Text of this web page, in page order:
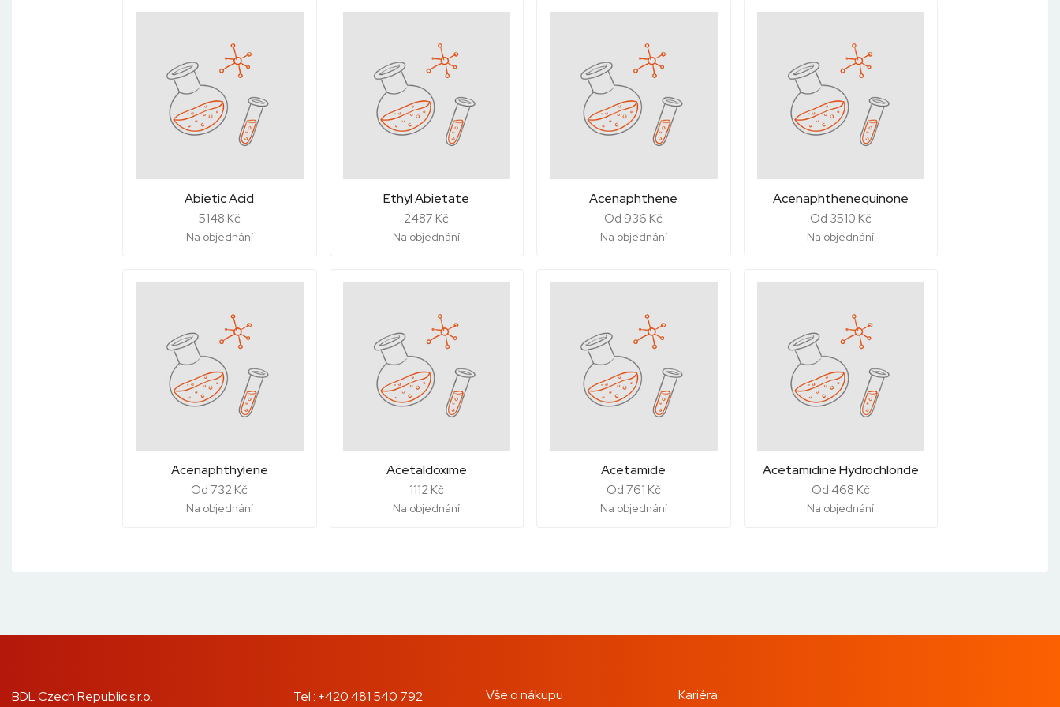
Abietic Acid
5148 Kč
Na objednání
Ethyl Abietate
2487 Kč
Na objednání
Acenaphthene
Od 936 Kč
Na objednání
Acenaphthenequinone
Od 3510 Kč
Na objednání
Acenaphthylene
Od 732 Kč
Na objednání
Acetaldoxime
1112 Kč
Na objednání
Acetamide
Od 761 Kč
Na objednání
Acetamidine Hydrochloride
Od 468 Kč
Na objednání
BDL Czech Republic s.r.o. Tel.: +420 481 540 792 Vše o nákupu Kariéra